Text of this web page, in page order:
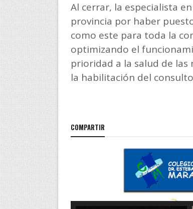
Al cerrar, la especialista
provincia por haber
como este para toda la
optimizando el
prioridad a la salud de las
la habilitación del
COMPARTIR